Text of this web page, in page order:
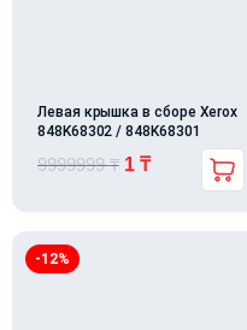
Левая крышка в сборе Xerox
848K68302 / 848K68301
9999999₸ 1 ₸
-12%